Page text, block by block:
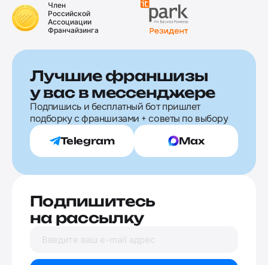
Член
Российской
Ассоциации
Франчайзинга
Лучшие франшизы
у вас в мессенджере
Подпишись и бесплатный бот пришлет
подборку с франшизами + советы по выбору
Telegram Max
Подпишитесь
на рассылку